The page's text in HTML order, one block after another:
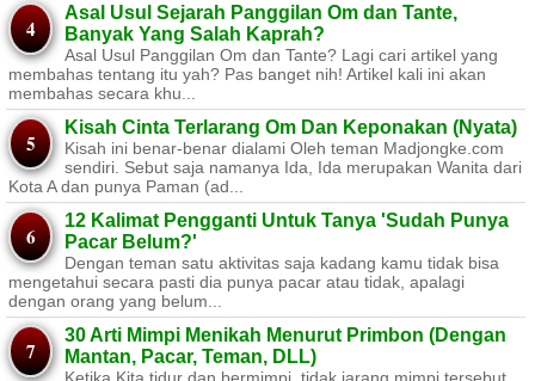
Asal Usul Sejarah Panggilan Om dan Tante,
Banyak Yang Salah Kaprah?
Asal Usul Panggilan Om dan Tante? Lagi cari artikel yang
membahas tentang itu yah? Pas banget nih! Artikel kali ini akan
membahas secara khu...
Kisah Cinta Terlarang Om Dan Keponakan (Nyata)
Kisah ini benar-benar dialami Oleh teman Madjongke.com
sendiri. Sebut saja namanya Ida, Ida merupakan Wanita dari
Kota A dan punya Paman (ad...
12 Kalimat Pengganti Untuk Tanya 'Sudah Punya
Pacar Belum?'
Dengan teman satu aktivitas saja kadang kamu tidak bisa
mengetahui secara pasti dia punya pacar atau tidak, apalagi
dengan orang yang belum...
30 Arti Mimpi Menikah Menurut Primbon (Dengan
Mantan, Pacar, Teman, DLL)
Ketika Kita tidur dan bermimpi, tidak jarang mimpi tersebut